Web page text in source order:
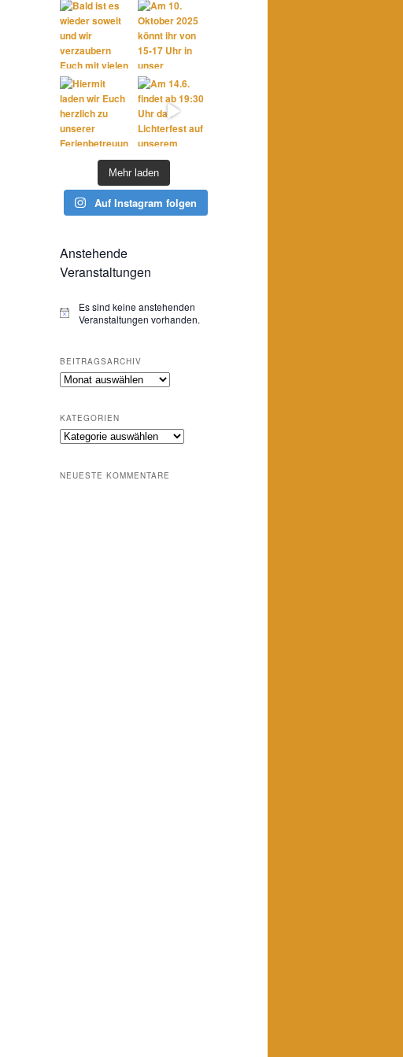
Mehr laden
Auf Instagram folgen
Anstehende
Veranstaltungen
Hinweis
Es sind keine anstehenden
Veranstaltungen vorhanden.
BEITRAGSARCHIV
Beitragsarchiv
KATEGORIEN
Kategorien
NEUESTE KOMMENTARE